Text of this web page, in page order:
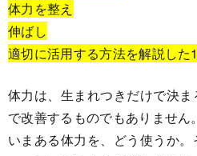
体力を整え
伸ばし
適切に活用する方法を解説した1
体力は、生まれつきだけで決
で改善するものでもありません。
いまある体力を、どう使うか